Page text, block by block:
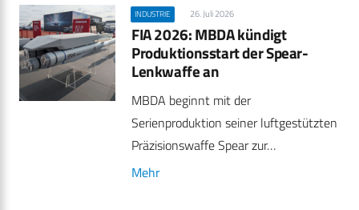
INDUSTRIE 26. Juli 2026
FIA 2026: MBDA kündigt
Produktionsstart der Spear-
Lenkwaffe an
MBDA beginnt mit der
Serienproduktion seiner luftgestützten
Präzisionswaffe Spear zur…
Mehr